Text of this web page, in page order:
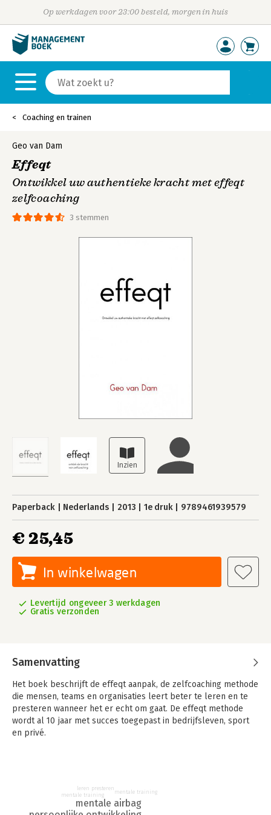
Op werkdagen voor 23:00 besteld, morgen in huis
Coaching en trainen
3 stemmen
Geo van Dam
Effeqt
Ontwikkel uw authentieke kracht met effeqt
zelfcoaching
Paperback Nederlands 2013 1e druk 9789461939579
€ 25,45
In winkelwagen
Levertijd ongeveer 3 werkdagen
Gratis verzonden
Samenvatting
Het boek beschrijft de effeqt aanpak, de zelfcoaching methode
die mensen, teams en organisaties leert beter te leren en te
presteren wanneer het er echt om gaat. De effeqt methode
wordt al 10 jaar met succes toegepast in bedrijfsleven, sport
en privé.
'Ik straal meer zelfverzekerdheid uit' - Peter Lansaat,
Directeur/eigenaar P2 Sports Marketing
mentale airbag
mentale training
leren presteren
mentale training